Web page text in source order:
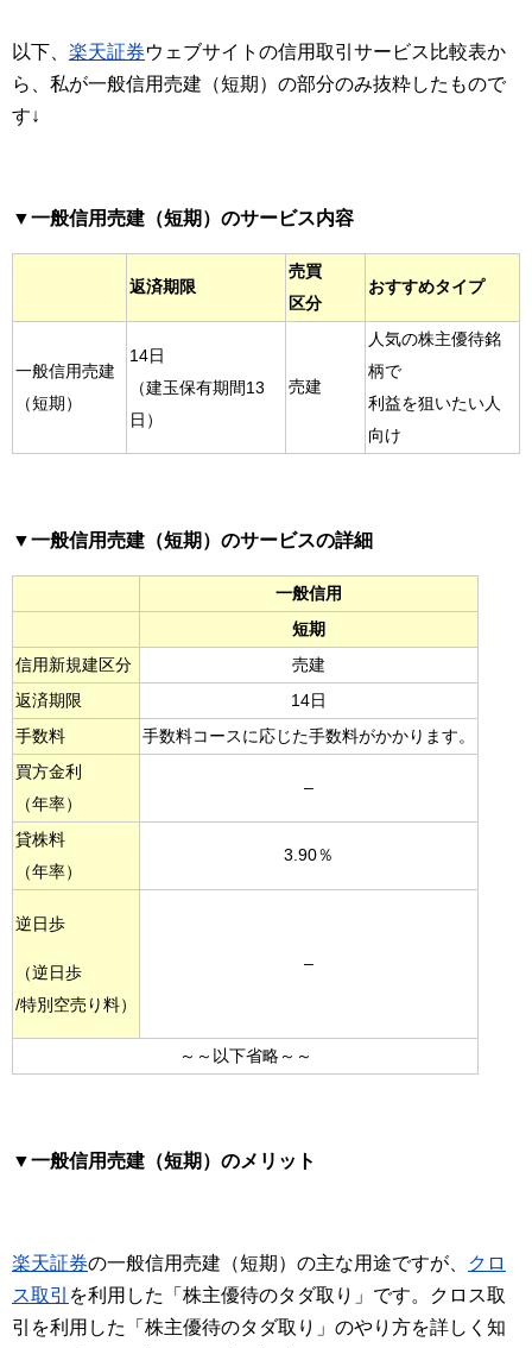
以下、 楽天証券ウェブサイトの信用取引サービス比較表か
ら、私が一般信用売建（短期）の部分のみ抜粋したもので
す↓
▼一般信用売建（短期）のサービス内容
返済期限
売買
区分
おすすめタイプ
一般信用売建
（短期）
14日
（建玉保有期間13
日）
売建
人気の株主優待銘
柄で
利益を狙いたい人
向け
▼一般信用売建（短期）のサービスの詳細
一般信用
短期
信用新規建区分
売建
返済期限
14日
手数料
手数料コースに応じた手数料がかかります。
買方金利
（年率）
–
貸株料
（年率）
3.90％
逆日歩
（逆日歩
/特別空売り料）
–
～～以下省略～～
▼一般信用売建（短期）のメリット
楽天証券の一般信用売建（短期）の主な用途ですが、
クロ
ス取引 を利用した「株主優待のタダ取り」です。クロス取
引を利用した「株主優待のタダ取り」のやり方を詳しく知